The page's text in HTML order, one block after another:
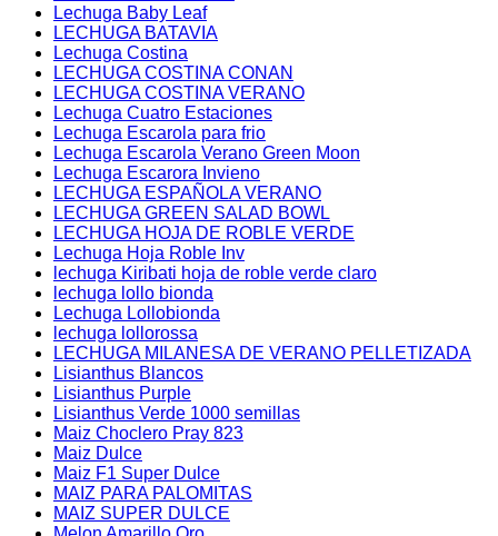
Lechuga Baby Leaf
LECHUGA BATAVIA
Lechuga Costina
LECHUGA COSTINA CONAN
LECHUGA COSTINA VERANO
Lechuga Cuatro Estaciones
Lechuga Escarola para frio
Lechuga Escarola Verano Green Moon
Lechuga Escarora Invieno
LECHUGA ESPAÑOLA VERANO
LECHUGA GREEN SALAD BOWL
LECHUGA HOJA DE ROBLE VERDE
Lechuga Hoja Roble Inv
lechuga Kiribati hoja de roble verde claro
lechuga lollo bionda
Lechuga Lollobionda
lechuga lollorossa
LECHUGA MILANESA DE VERANO PELLETIZADA
Lisianthus Blancos
Lisianthus Purple
Lisianthus Verde 1000 semillas
Maiz Choclero Pray 823
Maiz Dulce
Maiz F1 Super Dulce
MAIZ PARA PALOMITAS
MAIZ SUPER DULCE